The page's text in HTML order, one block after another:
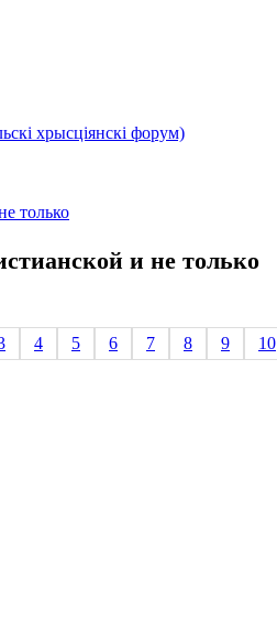
хрысціянскі форум)
только
и не только
4 5 6 7 8 9 10